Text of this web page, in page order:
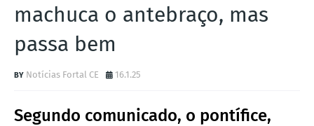
machuca o antebraço, mas
passa bem
Notícias Fortal CE 16.1.25
Segundo comunicado, o pontífice,